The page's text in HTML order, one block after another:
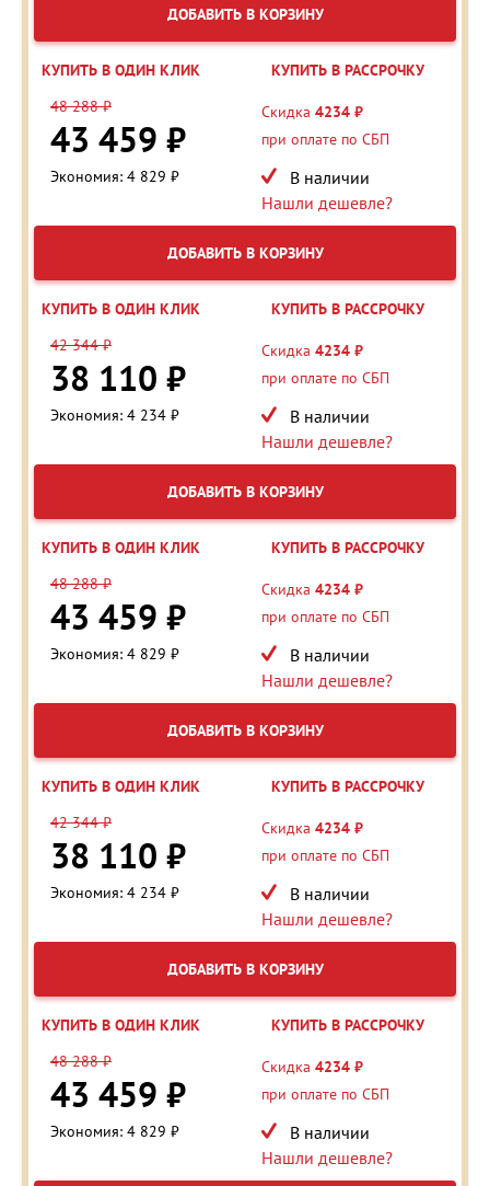
ДОБАВИТЬ В КОРЗИНУ
КУПИТЬ В ОДИН КЛИК
КУПИТЬ В РАССРОЧКУ
48 288 ₽
43 459 ₽
Экономия: 4 829 ₽
Скидка 4234 ₽
при оплате по СБП
В наличии
Нашли дешевле?
ДОБАВИТЬ В КОРЗИНУ
КУПИТЬ В ОДИН КЛИК
КУПИТЬ В РАССРОЧКУ
42 344 ₽
38 110 ₽
Экономия: 4 234 ₽
Скидка 4234 ₽
при оплате по СБП
В наличии
Нашли дешевле?
ДОБАВИТЬ В КОРЗИНУ
КУПИТЬ В ОДИН КЛИК
КУПИТЬ В РАССРОЧКУ
48 288 ₽
43 459 ₽
Экономия: 4 829 ₽
Скидка 4234 ₽
при оплате по СБП
В наличии
Нашли дешевле?
ДОБАВИТЬ В КОРЗИНУ
КУПИТЬ В ОДИН КЛИК
КУПИТЬ В РАССРОЧКУ
42 344 ₽
38 110 ₽
Экономия: 4 234 ₽
Скидка 4234 ₽
при оплате по СБП
В наличии
Нашли дешевле?
ДОБАВИТЬ В КОРЗИНУ
КУПИТЬ В ОДИН КЛИК
КУПИТЬ В РАССРОЧКУ
48 288 ₽
43 459 ₽
Экономия: 4 829 ₽
Скидка 4234 ₽
при оплате по СБП
В наличии
Нашли дешевле?